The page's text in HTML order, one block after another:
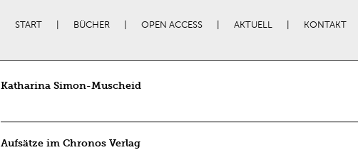
START BÜCHER OPEN ACCESS AKTUELL KONTAKT
Katharina Simon-Muscheid
Aufsätze im Chronos Verlag